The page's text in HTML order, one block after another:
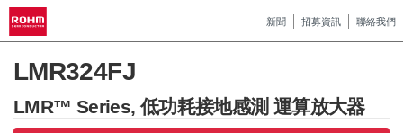
新聞 招募資訊 聯絡我們
LMR324FJ
LMR™ Series, 低功耗接地感測 運算放大器